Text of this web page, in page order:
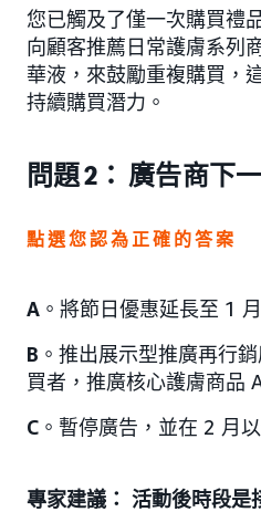
您已觸及了僅一次購買禮
向顧客推薦日常護膚系列
華液，來鼓勵重複購買，
持續購買潛力。
問題 2： 廣告商下
點選您認為正確的答案
A 。將節日優惠延長至 1
B 。推出展示型推廣再行
買者，推廣核心護膚商品
C 。暫停廣告，並在 2 月
專家建議： 活動後時段是